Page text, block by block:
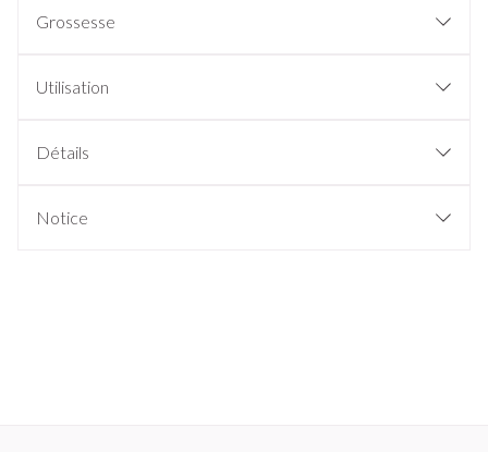
Grossesse
Utilisation
Détails
Notice